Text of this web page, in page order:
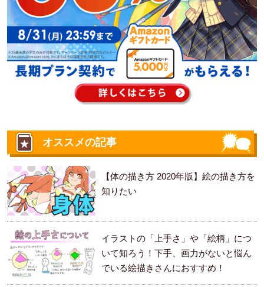
オススメの記事
【体の描き方 2020年版】絵の描き方を
知りたい
イラストの「上手さ」や「絵柄」につ
いて知ろう！下手、画力がないと悩ん
でいる絵描きさんにおすすめ！